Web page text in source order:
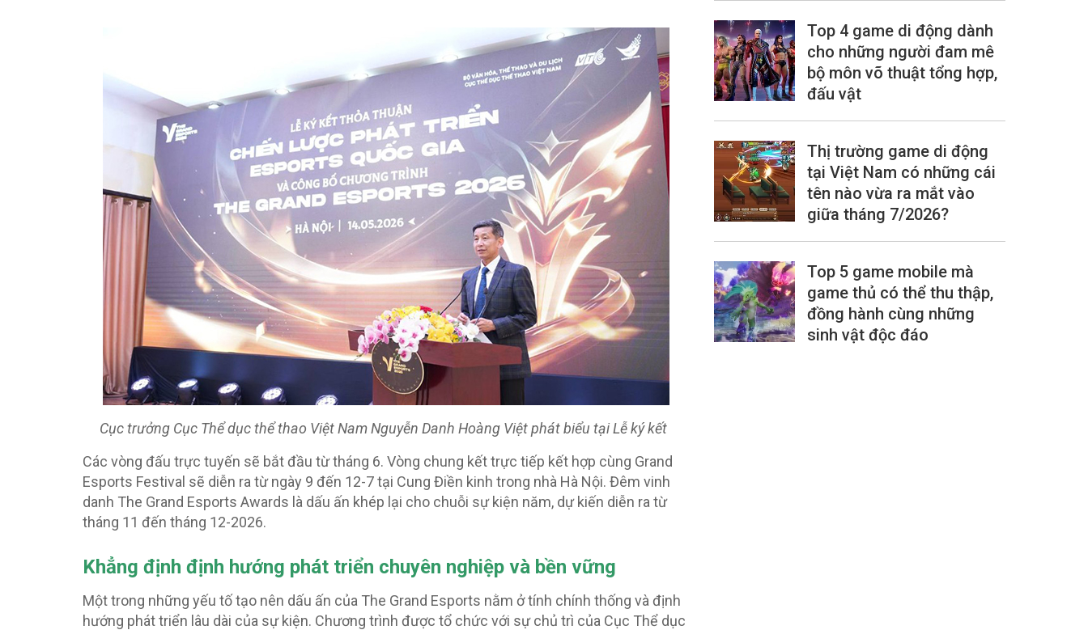
Cục trưởng Cục Thể dục thể thao Việt Nam Nguyễn Danh Hoàng Việt phát biểu tại Lễ ký kết
Các vòng đấu trực tuyến sẽ bắt đầu từ tháng 6. Vòng chung kết trực tiếp kết hợp cùng Grand
Esports Festival sẽ diễn ra từ ngày 9 đến 12-7 tại Cung Điền kinh trong nhà Hà Nội. Đêm vinh
danh The Grand Esports Awards là dấu ấn khép lại cho chuỗi sự kiện năm, dự kiến diễn ra từ
tháng 11 đến tháng 12-2026.
Khẳng định định hướng phát triển chuyên nghiệp và bền vững
Một trong những yếu tố tạo nên dấu ấn của The Grand Esports nằm ở tính chính thống và định
hướng phát triển lâu dài của sự kiện. Chương trình được tổ chức với sự chủ trì của Cục Thể dục
Top 4 game di động dành
cho những người đam mê
bộ môn võ thuật tổng hợp,
đấu vật
Thị trường game di động
tại Việt Nam có những cái
tên nào vừa ra mắt vào
giữa tháng 7/2026?
Top 5 game mobile mà
game thủ có thể thu thập,
đồng hành cùng những
sinh vật độc đáo